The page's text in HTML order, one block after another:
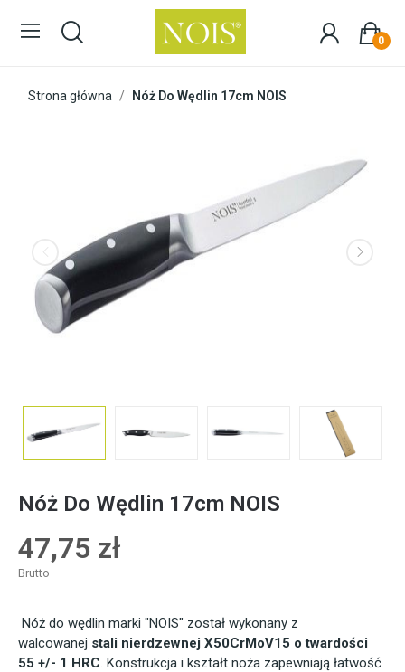
0
Strona główna Nóż Do Wędlin 17cm NOIS
Nóż Do Wędlin 17cm NOIS
47,75 zł
Brutto
Nóż do wędlin marki "NOIS" został wykonany z
walcowanej stali nierdzewnej X50CrMoV15 o twardości
55 +/- 1 HRC. Konstrukcja i kształt noża zapewniają łatwość